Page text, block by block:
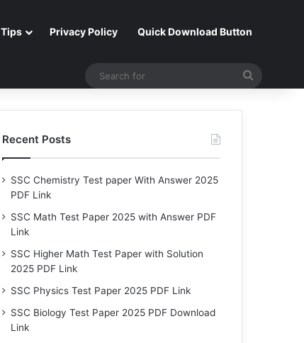
Tips Privacy Policy Quick Download Button
Recent Posts
SSC Chemistry Test paper With Answer 2025
PDF Link
SSC Math Test Paper 2025 with Answer PDF
Link
SSC Higher Math Test Paper with Solution
2025 PDF Link
SSC Physics Test Paper 2025 PDF Link
SSC Biology Test Paper 2025 PDF Download
Link